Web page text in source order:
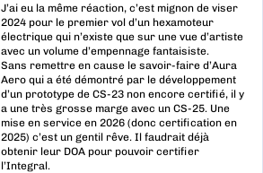
J’ai eu la même réaction, c’est mignon de viser
2024 pour le premier vol d’un hexamoteur
électrique qui n’existe que sur une vue d’artiste
avec un volume d’empennage fantaisiste.
Sans remettre en cause le savoir-faire d’Aura
Aero qui a été démontré par le développement
d’un prototype de CS-23 non encore certifié, il y
a une très grosse marge avec un CS-25. Une
mise en service en 2026 (donc certification en
2025) c’est un gentil rêve. Il faudrait déjà
obtenir leur DOA pour pouvoir certifier
l’Integral.